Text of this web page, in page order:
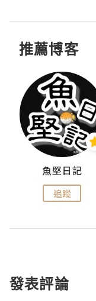
推薦博客
魚堅日記
追蹤
發表評論